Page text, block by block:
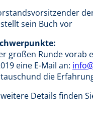
sein Buch vor
großen Runde vorab
eine E-Mail an:
die
Details finden